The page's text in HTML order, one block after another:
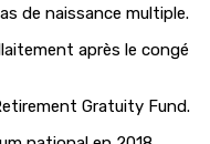
de naissance multiple.
après le congé
Gratuity Fund.